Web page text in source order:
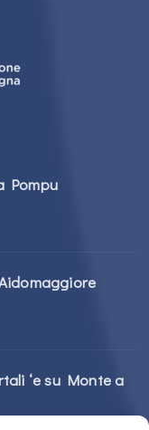
Pompu
‘e su Monte a